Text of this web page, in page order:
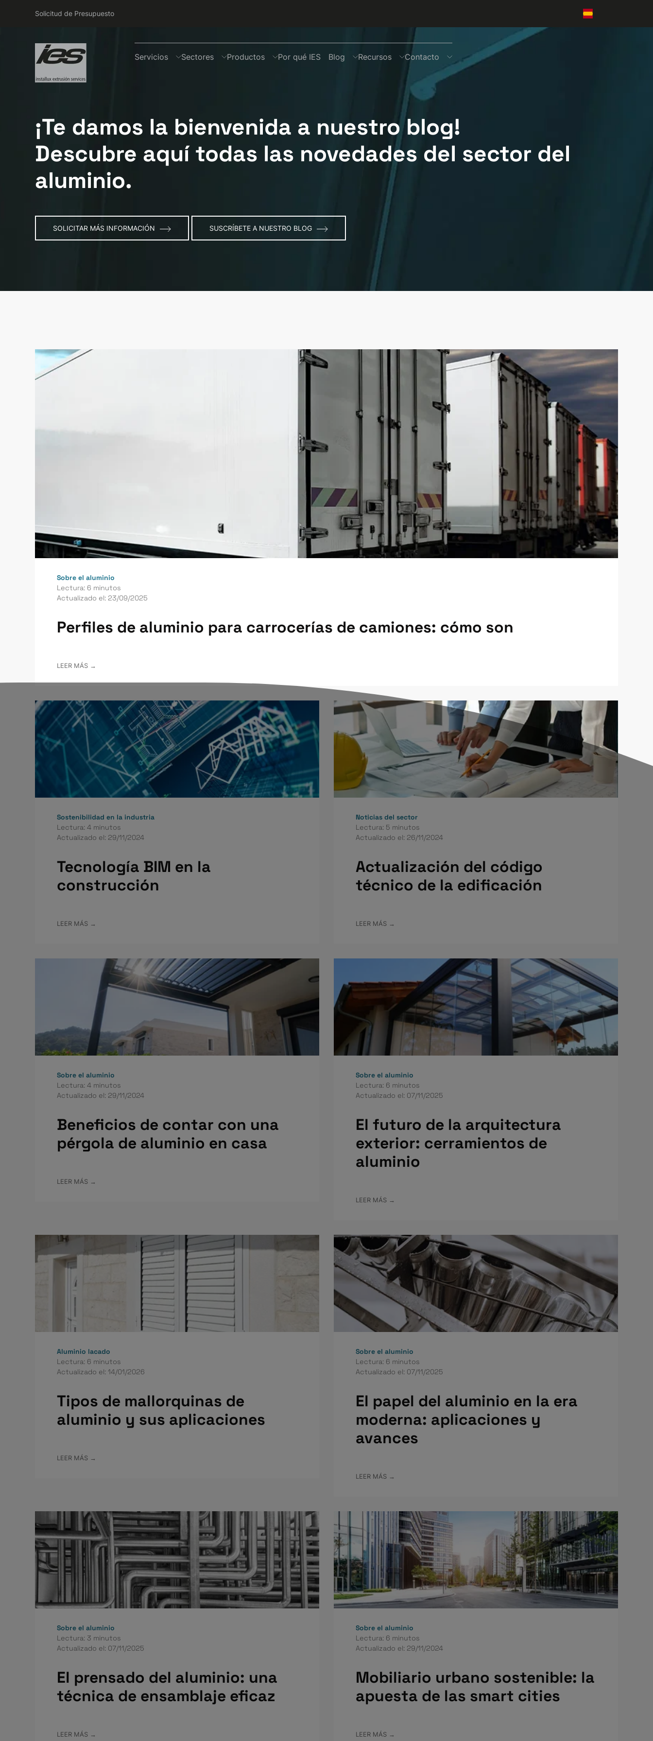
Solicitud de Presupuesto
Servicios Sectores Productos Por qué IES Blog Recursos Contacto
¡Te damos la bienvenida a nuestro blog!
Descubre aquí todas las novedades del sector del
aluminio.
SOLICITAR MÁS INFORMACIÓN SUSCRÍBETE A NUESTRO BLOG
Sobre el aluminio
Lectura: 6 minutos
Actualizado el: 23/09/2025
Perfiles de aluminio para carrocerías de camiones: cómo son
LEER MÁS →
Sostenibilidad en la industria
Lectura: 4 minutos
Actualizado el: 29/11/2024
Tecnología BIM en la
construcción
LEER MÁS →
Noticias del sector
Lectura: 5 minutos
Actualizado el: 26/11/2024
Actualización del código
técnico de la edificación
LEER MÁS →
Sobre el aluminio
Lectura: 4 minutos
Actualizado el: 29/11/2024
Beneficios de contar con una
pérgola de aluminio en casa
LEER MÁS →
Sobre el aluminio
Lectura: 6 minutos
Actualizado el: 07/11/2025
El futuro de la arquitectura
exterior: cerramientos de
aluminio
LEER MÁS →
Aluminio lacado
Lectura: 6 minutos
Actualizado el: 14/01/2026
Tipos de mallorquinas de
aluminio y sus aplicaciones
LEER MÁS →
Sobre el aluminio
Lectura: 6 minutos
Actualizado el: 07/11/2025
El papel del aluminio en la era
moderna: aplicaciones y
avances
LEER MÁS →
Sobre el aluminio
Lectura: 3 minutos
Actualizado el: 07/11/2025
El prensado del aluminio: una
técnica de ensamblaje eficaz
LEER MÁS →
Sobre el aluminio
Lectura: 6 minutos
Actualizado el: 29/11/2024
Mobiliario urbano sostenible: la
apuesta de las smart cities
LEER MÁS →